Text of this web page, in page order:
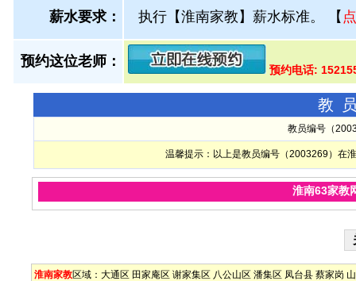
薪水要求： 执行【淮南家教】薪水标准。 【
预约这位老师：
预约电话:
教
教员编号（
温馨提示：以上是教员编号（2003269）在
淮南63家教
淮南家教区域： 大通区 田家庵区 谢家集区 八公山区 潘集区 凤台县 蔡家岗